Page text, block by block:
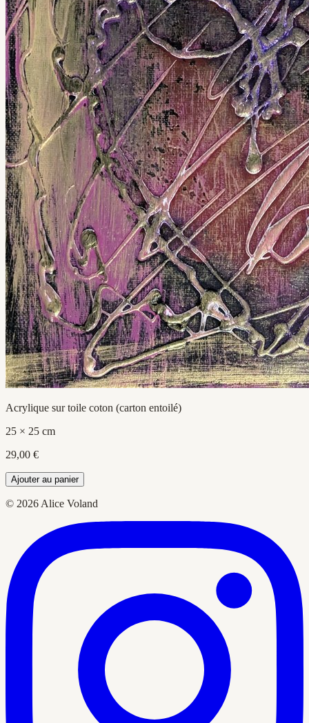
Acrylique sur toile coton (carton entoilé)
25 × 25 cm
29,00 €
Ajouter au panier
© 2026 Alice Voland